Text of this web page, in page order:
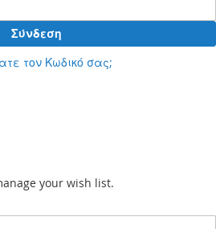
Σύνδεση
τον Κωδικό σας;
your wish list.